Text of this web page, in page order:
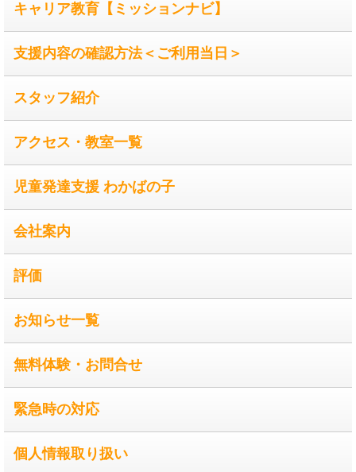
キャリア教育【ミッションナビ】
支援内容の確認方法＜ご利用当日＞
スタッフ紹介
アクセス・教室一覧
児童発達支援 わかばの子
会社案内
評価
お知らせ一覧
無料体験・お問合せ
緊急時の対応
個人情報取り扱い